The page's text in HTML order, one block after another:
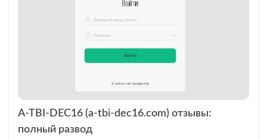
A-TBI-DEC16 (a-tbi-dec16.com) отзывы:
полный развод